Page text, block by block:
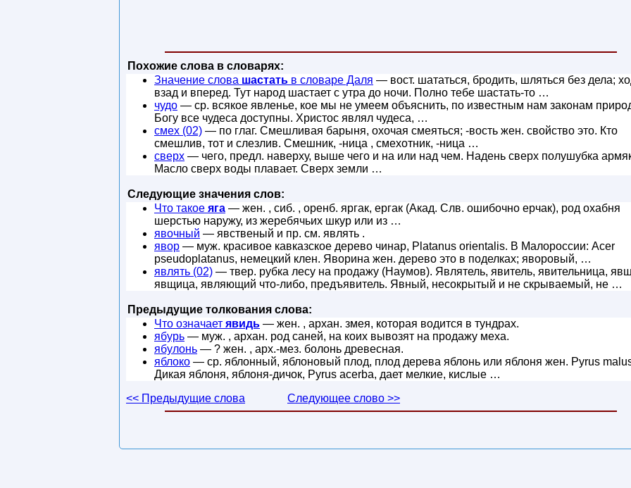
Похожие слова в словарях:
Значение слова шастать в словаре Даля — вост. шататься, бродить, шляться без дела;
взад и вперед. Тут народ шастает с утра до ночи. Полно тебе шастать-то …
чудо — ср. всякое явленье, кое мы не умеем объяснить, по известным нам законам
Богу все чудеса доступны. Христос являл чудеса, …
смех (02) — по глаг. Смешливая барыня, охочая смеяться; -вость жен. свойство это. Кто
смешлив, тот и слезлив. Смешник, -ница , смехотник, -ница …
сверх — чего, предл. наверху, выше чего и на или над чем. Надень сверх полушубка
Масло сверх воды плавает. Сверх земли …
Следующие значения слов:
Что такое яга — жен. , сиб. , оренб. яргак, ергак (Акад. Слв. ошибочно ерчак), род охабня
шерстью наружу, из жеребячьих шкур или из …
явочный — явственый и пр. см. являть .
явор — муж. красивое кавказское дерево чинар, Platanus orientalis. В Малороссии: Acer
pseudoplatanus, немецкий клен. Яворина жен. дерево это в поделках; яворовый, …
являть (02) — твер. рубка лесу на продажу (Наумов). Являтель, явитель, явительница,
явщица, являющий что-либо, предъявитель. Явный, несокрытый и не скрываемый, не …
Предыдущие толкования слова:
Что означает явидь — жен. , архан. змея, которая водится в тундрах.
ябурь — муж. , архан. род саней, на коих вывозят на продажу меха.
ябулонь — ? жен. , арх.-мез. болонь древесная.
яблоко — ср. яблонный, яблоновый плод, плод дерева яблонь или яблоня жен. Pyrus
Дикая яблоня, яблоня-дичок, Pyrus acerba, дает мелкие, кислые …
<< Предыдущие слова
Следующее слово >>